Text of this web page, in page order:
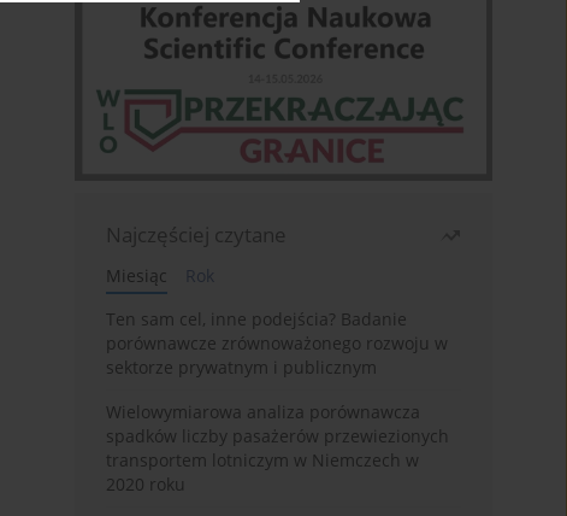
Najczęściej czytane
Miesiąc
Rok
Ten sam cel, inne podejścia? Badanie
porównawcze zrównoważonego rozwoju w
sektorze prywatnym i publicznym
Wielowymiarowa analiza porównawcza
spadków liczby pasażerów przewiezionych
transportem lotniczym w Niemczech w
2020 roku